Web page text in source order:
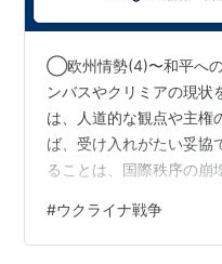
◯欧州情勢(4)〜和平へ
ンバスやクリミアの現状
は、人道的な観点や主権
ば、受け入れがたい妥協
ることは、国際秩序の崩
を持っているのかによる
シアの弱体化は、希望的
#ウクライナ戦争